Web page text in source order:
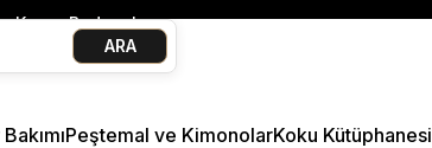
Kargo Bedava!
2 Öde
ARA
Peştemal ve KimonolarKoku Kütüphanesi